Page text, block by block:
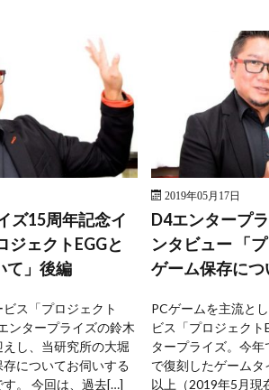
ズ15周年記念イ
ジェクトEGGと
て」後編
ス「プロジェクト
ンタープライズの鈴木
し、当研究所の大堀
についてお伺いする
。 今回は、過去[…]
2019年05月17日
D4エンタープ
ンタビュー 「
ゲーム保存に
PCゲームを主流と
ビス「プロジェク
タープライズ。今
で復刻したゲーム
以上（2019年5月現